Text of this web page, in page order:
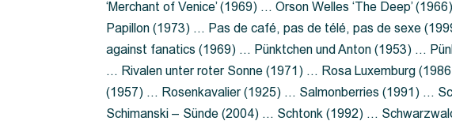
‘Merchant of Venice’ (1969) … Orson Welles ‘The Deep’
Papillon (1973) … Pas de café, pas de télé, pas de sexe
against fanatics (1969) … Pünktchen und Anton (1953) …
… Rivalen unter roter Sonne (1971) … Rosa Luxemburg
(1957) … Rosenkavalier (1925) … Salmonberries (1991) …
Schimanski – Sünde (2004) … Schtonk (1992) …